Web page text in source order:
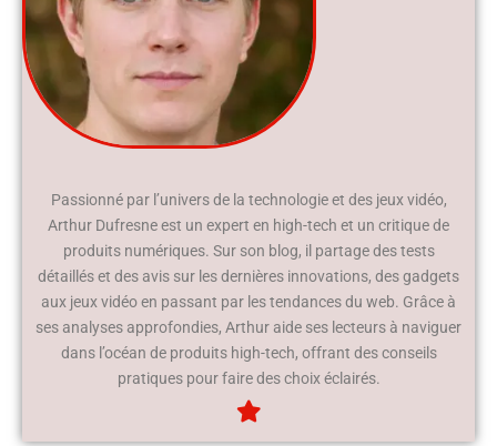
Passionné par l’univers de la technologie et des jeux vidéo,
Arthur Dufresne est un expert en high-tech et un critique de
produits numériques. Sur son blog, il partage des tests
détaillés et des avis sur les dernières innovations, des gadgets
aux jeux vidéo en passant par les tendances du web. Grâce à
ses analyses approfondies, Arthur aide ses lecteurs à naviguer
dans l’océan de produits high-tech, offrant des conseils
pratiques pour faire des choix éclairés.